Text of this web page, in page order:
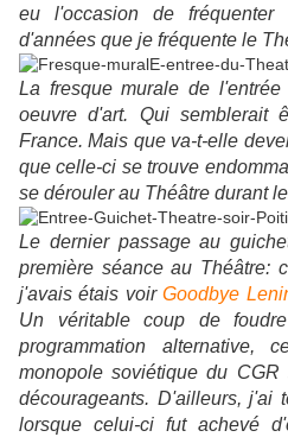
eu l'occasion de
d'années que je fréquente le
La fresque murale de
oeuvre d'art. Qui semblerait
France. Mais que va-t-elle
que celle-ci se trouve
se dérouler au Théâtre durant
Le dernier passage au
première séance au Théâtre:
j'avais étais voirGoodbye
Un véritable coup de
programmation alternative,
monopole soviétique du
décourageants. D'ailleurs, j'ai
lorsque celui-ci fut achevé